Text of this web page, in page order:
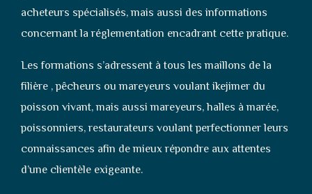
acheteurs spécialisés, mais aussi des informations
concernant la réglementation encadrant cette pratique.
Les formations s’adressent à tous les maillons de la
filière , pêcheurs ou mareyeurs voulant ikejimer du
poisson vivant, mais aussi mareyeurs, halles à marée,
poissonniers, restaurateurs voulant perfectionner leurs
connaissances afin de mieux répondre aux attentes
d’une clientèle exigeante.